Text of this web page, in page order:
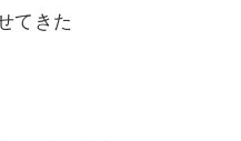
てきた